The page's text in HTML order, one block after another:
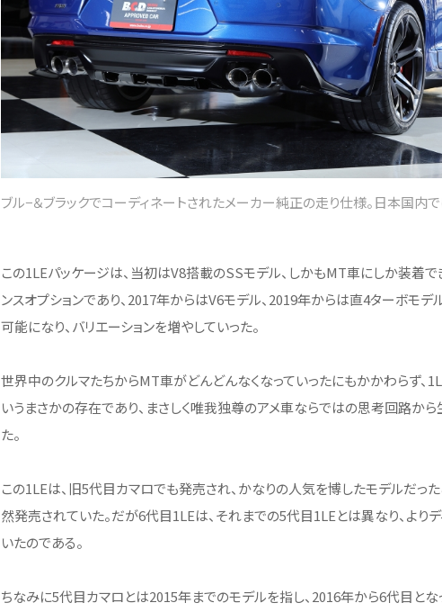
ブル−＆ブラックでコーディネートされたメーカー純正の走り仕様。日本国内
この1LEパッケージは、当初はV8搭載のSSモデル、しかもMT車にしか装着で
ンスオプションであり、2017年からはV6モデル、2019年からは直4ターボモ
可能になり、バリエーションを増やしていった。
世界中のクルマたちからMT車がどんどんなくなっていったにもかかわらず、
いうまさかの存在であり、まさしく唯我独尊のアメ車ならではの思考回路か
た。
この1LEは、旧5代目カマロでも発売され、かなりの人気を博したモデルだっ
然発売されていた。だが6代目1LEは、それまでの5代目1LEとは異なり、より
いたのである。
ちなみに5代目カマロとは2015年までのモデルを指し、2016年から6代目とな